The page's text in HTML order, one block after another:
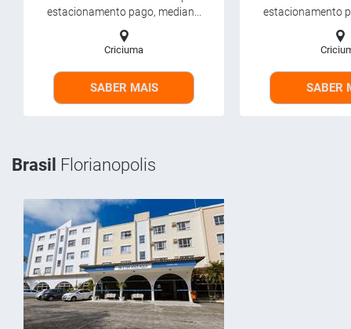
estacionamento pago, median...
Criciuma
SABER MAIS
estacionamento
SABER
Brasil Florianopolis